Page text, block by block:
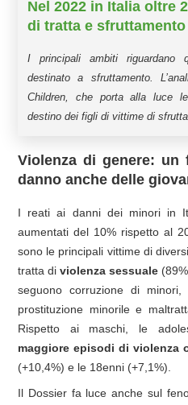
Nel 2022 in Italia oltre
di tratta e sfruttamento
I principali ambiti riguardano
destinato a sfruttamento.
Children, che porta alla luce
destino dei figli di vittime di
Violenza di genere: un
danno anche delle
I reati ai danni dei minori in
aumentati del 10% rispetto al
sono le principali vittime di
tratta di violenza sessuale
seguono corruzione di
prostituzione minorile e
Rispetto ai maschi, le
maggiore episodi di violenza
(+10,4%) e le 18enni (+7,1%).
Il Dossier fa luce anche sul